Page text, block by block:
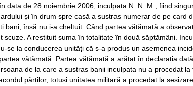
data de 28 noiembrie 2006, inculpata N. N. M., fiind
și în drum spre casă a sustras numerar de pe card
bani, însă nu i-a cheltuit. Când partea vătămată a
scuze. A restituit suma în totalitate în două săptămâni.
se la conducerea unități că s-a produs un asemenea
vătămată. Partea vătămată a arătat în declarația
de la care a sustras banii inculpata nu a procedat
părților, totuși unitatea militară a procedat la